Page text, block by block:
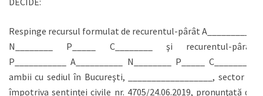
Respinge recursul formulat de recurentul-pârât A__________
N________ P_____ C________ şi recurentul-pârât
P___________ A__________ N________ P_____ C________,
ambii cu sediul în Bucureşti, __________________, sector 3,
împotriva sentinţei civile nr. 4705/24.06.2019, pronunţată de